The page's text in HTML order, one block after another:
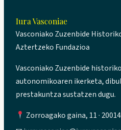
Iura Vasconiae
Vasconiako Zuzenbide
Aztertzeko Fundazioa
Vasconiako Zuzenbide
autonomikoaren ikerketa,
prestakuntza sustatzen dugu.
Zorroagako gaina, 11 ·